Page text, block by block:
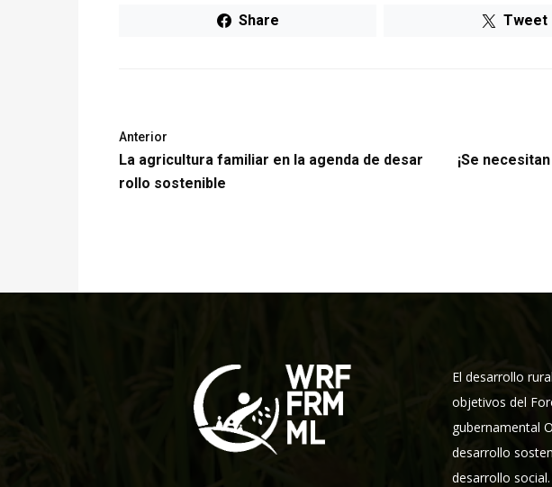
Share Tweet
Anterior
La agricultura familiar en la agenda de desar
rollo sostenible
¡Se
El desarrollo
objetivos del
gubernamental
desarrollo
desarrollo social.